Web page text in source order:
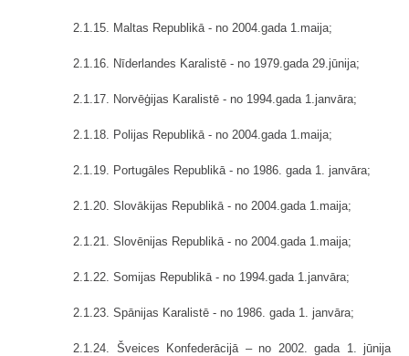
2.1.15. Maltas Republikā - no 2004.gada 1.maija;
2.1.16. Nīderlandes Karalistē - no 1979.gada 29.jūnija;
2.1.17. Norvēģijas Karalistē - no 1994.gada 1.janvāra;
2.1.18. Polijas Republikā - no 2004.gada 1.maija;
2.1.19. Portugāles Republikā - no 1986. gada 1. janvāra;
2.1.20. Slovākijas Republikā - no 2004.gada 1.maija;
2.1.21. Slovēnijas Republikā - no 2004.gada 1.maija;
2.1.22. Somijas Republikā - no 1994.gada 1.janvāra;
2.1.23. Spānijas Karalistē - no 1986. gada 1. janvāra;
2.1.24. Šveices Konfederācijā – no 2002. gada 1. jūnija